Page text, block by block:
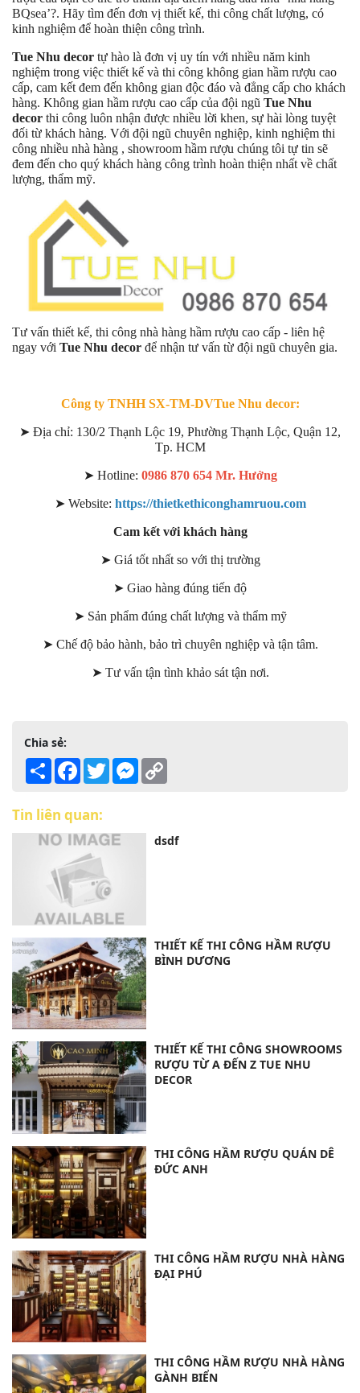
BQsea’?. Hãy tìm đến đơn vị thiết kế, thi công chất lượng, có
kinh nghiệm để hoàn thiện công trình.
Tue Nhu decor tự hào là đơn vị uy tín với nhiều năm kinh
nghiệm trong việc thiết kế và thi công không gian hầm rượu cao
cấp, cam kết đem đến không gian độc đáo và đẳng cấp cho khách
hàng. Không gian hầm rượu cao cấp của đội ngũ Tue Nhu
decor thi công luôn nhận được nhiều lời khen, sự hài lòng tuyệt
đối từ khách hàng. Với đội ngũ chuyên nghiệp, kinh nghiệm thi
công nhiều nhà hàng , showroom hầm rượu chúng tôi tự tin sẽ
đem đến cho quý khách hàng công trình hoàn thiện nhất về chất
lượng, thẩm mỹ.
Tư vấn thiết kế, thi công nhà hàng hầm rượu cao cấp - liên hệ
ngay với Tue Nhu decor để nhận tư vấn từ đội ngũ chuyên gia.
Công ty TNHH SX-TM-DVTue Nhu decor:
➤ Địa chỉ: 130/2 Thạnh Lộc 19, Phường Thạnh Lộc, Quận 12,
Tp. HCM
➤ Hotline: 0986 870 654 Mr. Hưởng
➤ Website: https://thietkethiconghamruou.com
Cam kết với khách hàng
➤ Giá tốt nhất so với thị trường
➤ Giao hàng đúng tiến độ
➤ Sản phẩm đúng chất lượng và thẩm mỹ
➤ Chế độbảo hành, bảo trìchuyên nghiệp và tận tâm.
➤ Tưvấn tận tình khảo sát tận nơi.
Chia sẻ:
Share Facebook
TwitterMessenger
Tin liên quan:
dsdf
THIẾT KẾ THI CÔNG HẦM RƯỢU
BÌNH DƯƠNG
THIẾT KẾ THI CÔNG SHOWROOMS
RƯỢU TỪ A ĐẾN Z TUE NHU
DECOR
THI CÔNG HẦM RƯỢU QUÁN DÊ
ĐỨC ANH
THI CÔNG HẦM RƯỢU NHÀ HÀNG
ĐẠI PHÚ
THI CÔNG HẦM RƯỢU NHÀ HÀNG
GÀNH BIỂN